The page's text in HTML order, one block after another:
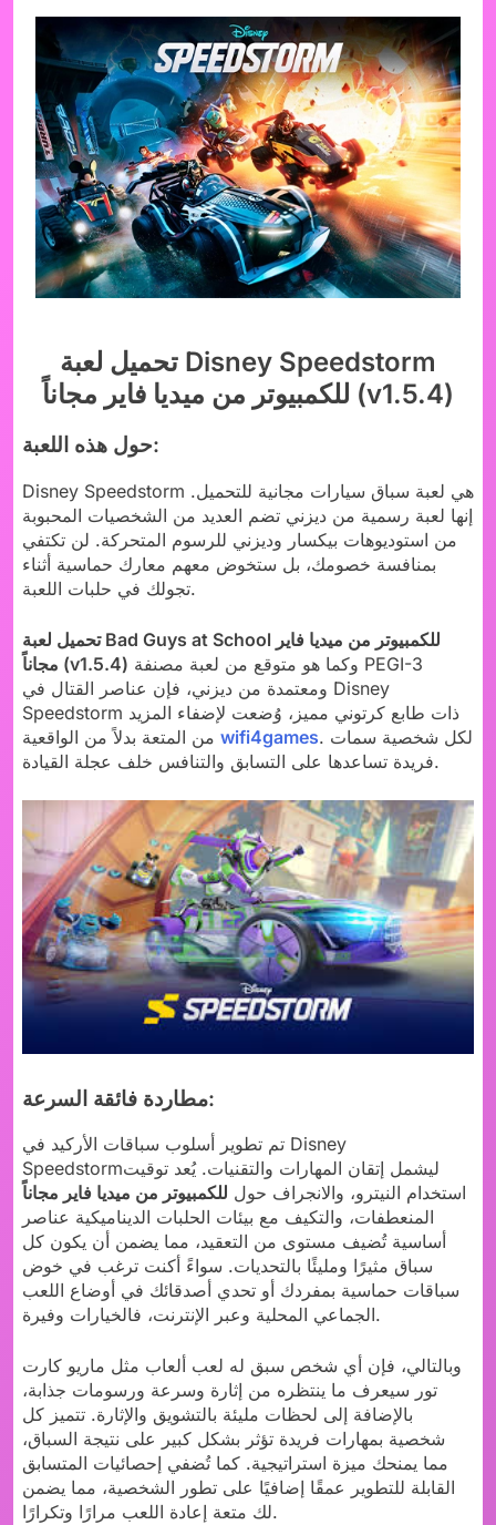
تحميل لعبة Disney Speedstorm
للكمبيوتر من ميديا فاير مجاناً (v1.5.4)
حول هذه اللعبة:
Disney Speedstorm هي لعبة سباق سيارات مجانية للتحميل.
إنها لعبة رسمية من ديزني تضم العديد من الشخصيات المحبوبة
من استوديوهات بيكسار وديزني للرسوم المتحركة. لن تكتفي
بمنافسة خصومك، بل ستخوض معهم معارك حماسية أثناء
تجولك في حلبات اللعبة.
تحميل لعبة Bad Guys at School للكمبيوتر من ميديا فاير
مجاناً (v1.5.4)
ومعتمدة من ديزني، فإن عناصر القتال في Disney
Speedstorm ذات طابع كرتوني مميز، وُضعت لإضفاء المزيد
wifi4games. لكل شخصية سمات
فريدة تساعدها على التسابق والتنافس خلف عجلة القيادة.
مطاردة فائقة السرعة:
تم تطوير أسلوب سباقات الأركيد في Disney
Speedstormليشمل إتقان المهارات والتقنيات. يُعد توقيت
استخدام النيترو، والانجراف حول للكمبيوتر من ميديا فاير مجاناً
المنعطفات، والتكيف مع بيئات الحلبات الديناميكية عناصر
أساسية تُضيف مستوى من التعقيد، مما يضمن أن يكون كل
سباق مثيرًا ومليئًا بالتحديات. سواءً أكنت ترغب في خوض
سباقات حماسية بمفردك أو تحدي أصدقائك في أوضاع اللعب
الجماعي المحلية وعبر الإنترنت، فالخيارات وفيرة.
وبالتالي، فإن أي شخص سبق له لعب ألعاب مثل ماريو كارت
تور سيعرف ما ينتظره من إثارة وسرعة ورسومات جذابة،
بالإضافة إلى لحظات مليئة بالتشويق والإثارة. تتميز كل
شخصية بمهارات فريدة تؤثر بشكل كبير على نتيجة السباق،
مما يمنحك ميزة استراتيجية. كما تُضفي إحصائيات المتسابق
القابلة للتطوير عمقًا إضافيًا على تطور الشخصية، مما يضمن
لك متعة إعادة اللعب مرارًا وتكرارًا.